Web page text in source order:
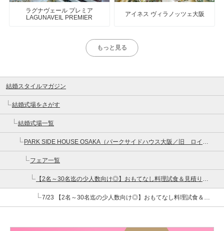
ラグナヴェール プレミア
LAGUNAVEIL PREMIER
アイネス ヴィラノッツェ大阪
もっと見る
結婚スタイルマガジン
結婚式場をさがす
結婚式場一覧
PARK SIDE HOUSE OSAKA（パークサイドハウス大阪／旧 ロイヤルガーデン大阪梅田）
フェア一覧
【2名～30名迄の少人数向け◎】おもてなし料理試食＆見積り相談
7/23 【2名～30名迄の少人数向け◎】おもてなし料理試食＆見積り相談